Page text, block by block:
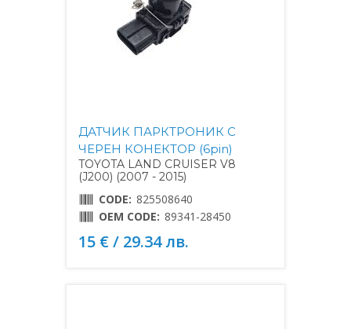
ДАТЧИК ПАРКТРОНИК С
ЧЕРЕН КОНЕКТОР (6pin)
TOYOTA LAND CRUISER V8
(J200) (2007 - 2015)
CODE: 825508640
OEM CODE: 89341-28450
15 € / 29.34 лв.